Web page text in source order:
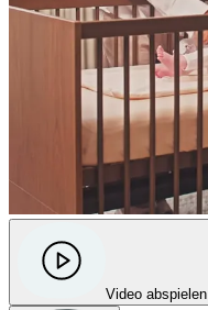
Video abspielen